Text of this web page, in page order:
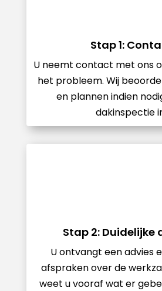
Stap 1:
U neemt contact met ons
het probleem. Wij
en plannen indien
dakinspectie
Stap 2: Duidelijke
U ontvangt een advies
afspraken over de
weet u vooraf wat er